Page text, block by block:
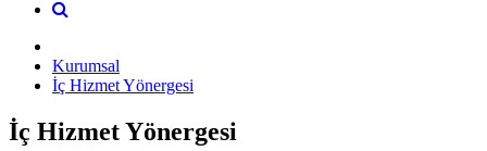
Kurumsal
İç Hizmet Yönergesi
İç Hizmet Yönergesi